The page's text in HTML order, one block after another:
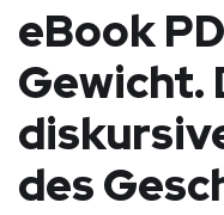
eBook
Gewicht.
des